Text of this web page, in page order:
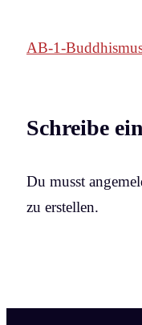
AB-1-
Schreibe
Du musst
zu erstellen.